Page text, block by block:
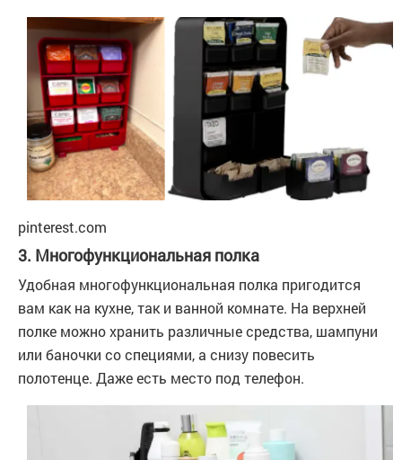
pinterest.com
3. Многофункциональная полка
Удобная многофункциональная полка пригодится
вам как на кухне, так и ванной комнате. На верхней
полке можно хранить различные средства, шампуни
или баночки со специями, а снизу повесить
полотенце. Даже есть место под телефон.